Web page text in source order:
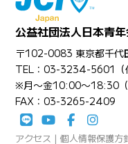
公益社団法人日本青
〒102-0083 東京都千代
TEL：03-3234-5601（
※月〜金10:00〜18:30（
FAX：03-3265-2409
アクセス |個人情報保護方